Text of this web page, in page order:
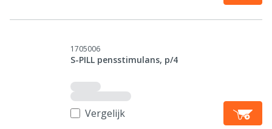
1705006
S-PILL pensstimulans, p/4
Vergelijk